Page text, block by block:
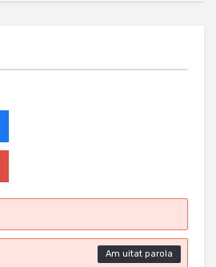
Am uitat parola